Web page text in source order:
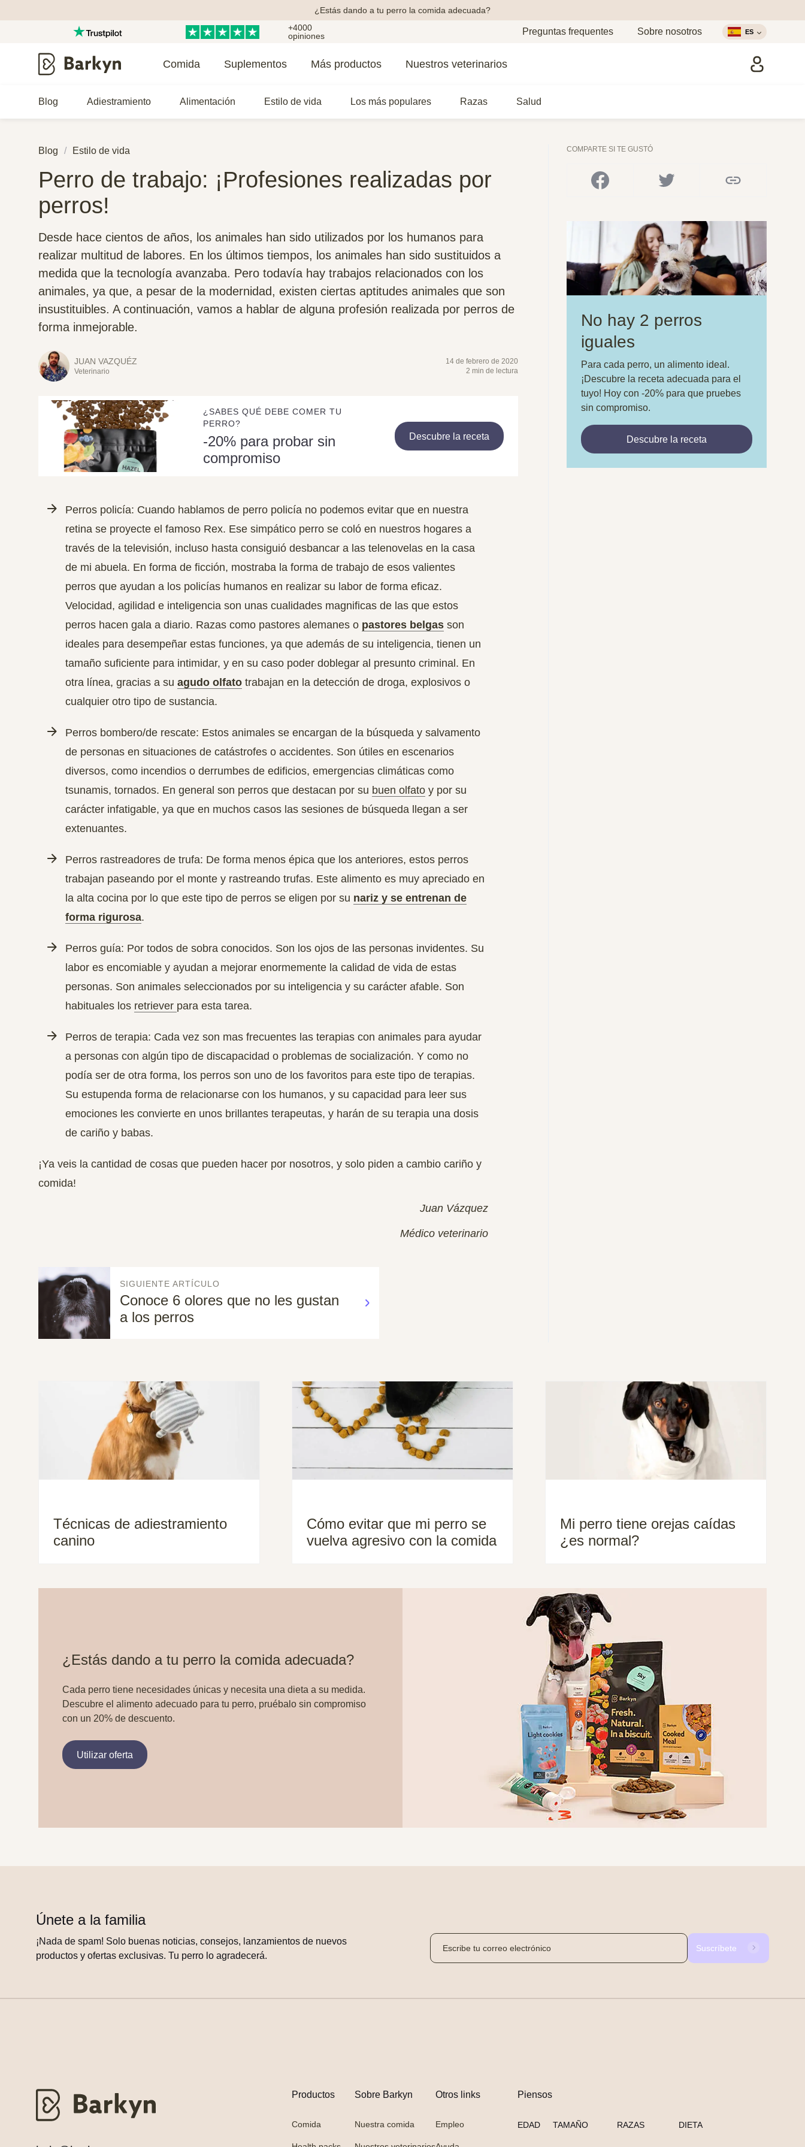
¿Estás dando a tu perro la comida adecuada?
+4000
opiniones
Preguntas frequentes Sobre nosotros ES
Comida Suplementos Más productos Nuestros veterinarios
Blog Adiestramiento Alimentación Estilo de vida Los más populares Razas Salud
Blog Estilo de vida
Perro de trabajo: ¡Profesiones realizadas por
perros!
Desde hace cientos de años, los animales han sido utilizados por los humanos para
realizar multitud de labores. En los últimos tiempos, los animales han sido sustituidos a
medida que la tecnología avanzaba. Pero todavía hay trabajos relacionados con los
animales, ya que, a pesar de la modernidad, existen ciertas aptitudes animales que son
insustituibles. A continuación, vamos a hablar de alguna profesión realizada por perros de
forma inmejorable.
JUAN VAZQUÉZ
Veterinario
14 de febrero de 2020
2 min de lectura
¿SABES QUÉ DEBE COMER TU
PERRO?
-20% para probar sin
compromiso
Descubre la receta
Perros policía: Cuando hablamos de perro policía no podemos evitar que en nuestra
retina se proyecte el famoso Rex. Ese simpático perro se coló en nuestros hogares a
través de la televisión, incluso hasta consiguió desbancar a las telenovelas en la casa
de mi abuela. En forma de ficción, mostraba la forma de trabajo de esos valientes
perros que ayudan a los policías humanos en realizar su labor de forma eficaz.
Velocidad, agilidad e inteligencia son unas cualidades magnificas de las que estos
perros hacen gala a diario. Razas como pastores alemanes o pastores belgas son
ideales para desempeñar estas funciones, ya que además de su inteligencia, tienen un
tamaño suficiente para intimidar, y en su caso poder doblegar al presunto criminal. En
otra línea, gracias a su agudo olfato trabajan en la detección de droga, explosivos o
cualquier otro tipo de sustancia.
Perros bombero/de rescate: Estos animales se encargan de la búsqueda y salvamento
de personas en situaciones de catástrofes o accidentes. Son útiles en escenarios
diversos, como incendios o derrumbes de edificios, emergencias climáticas como
tsunamis, tornados. En general son perros que destacan por su buen olfato y por su
carácter infatigable, ya que en muchos casos las sesiones de búsqueda llegan a ser
extenuantes.
Perros rastreadores de trufa: De forma menos épica que los anteriores, estos perros
trabajan paseando por el monte y rastreando trufas. Este alimento es muy apreciado en
la alta cocina por lo que este tipo de perros se eligen por su nariz y se entrenan de
forma rigurosa.
Perros guía: Por todos de sobra conocidos. Son los ojos de las personas invidentes. Su
labor es encomiable y ayudan a mejorar enormemente la calidad de vida de estas
personas. Son animales seleccionados por su inteligencia y su carácter afable. Son
habituales los retriever para esta tarea.
Perros de terapia: Cada vez son mas frecuentes las terapias con animales para ayudar
a personas con algún tipo de discapacidad o problemas de socialización. Y como no
podía ser de otra forma, los perros son uno de los favoritos para este tipo de terapias.
Su estupenda forma de relacionarse con los humanos, y su capacidad para leer sus
emociones les convierte en unos brillantes terapeutas, y harán de su terapia una dosis
de cariño y babas.
¡Ya veis la cantidad de cosas que pueden hacer por nosotros, y solo piden a cambio cariño y
comida!
Juan Vázquez
Médico veterinario
SIGUIENTE ARTÍCULO
Conoce 6 olores que no les gustan
a los perros
COMPARTE SI TE GUSTÓ
No hay 2 perros
iguales
Para cada perro, un alimento ideal.
¡Descubre la receta adecuada para el
tuyo! Hoy con -20% para que pruebes
sin compromiso.
Descubre la receta
Técnicas de adiestramiento
canino
Cómo evitar que mi perro se
vuelva agresivo con la comida
Mi perro tiene orejas caídas
¿es normal?
¿Estás dando a tu perro la comida adecuada?
Cada perro tiene necesidades únicas y necesita una dieta a su medida.
Descubre el alimento adecuado para tu perro, pruébalo sin compromiso
con un 20% de descuento.
Utilizar oferta
Únete a la familia
¡Nada de spam! Solo buenas noticias, consejos, lanzamientos de nuevos
productos y ofertas exclusivas. Tu perro lo agradecerá.
Suscríbete
Productos
Comida
Sobre Barkyn
Nuestra comida
Otros links
Empleo
Piensos
EDAD TAMAÑO RAZAS DIETA